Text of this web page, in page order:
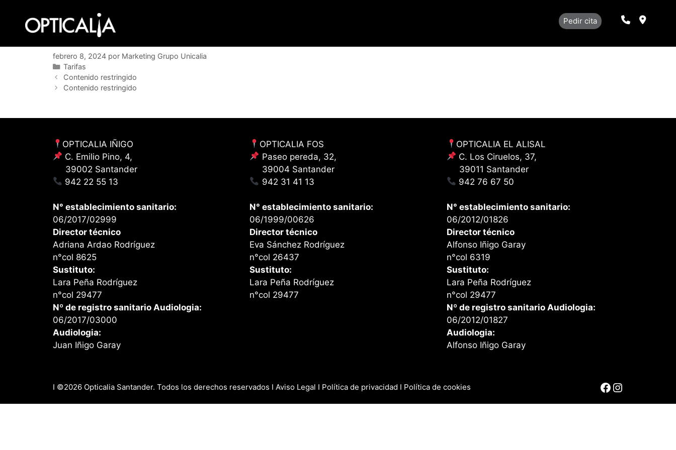
contenido
Pedir cita Llamar
febrero 8, 2024 por Marketing Grupo Unicalia
Categorías
Tarifas
Contenido restringido
Contenido restringido
OPTICALIA IÑIGO
C. Emilio Pino, 4,
39002 Santander
942 22 55 13
N° establecimiento sanitario:
06/2017/02999
Director técnico
Adriana Ardao Rodríguez
n°col 8625
Sustituto:
Lara Peña Rodríguez
n°col 29477
Nº de registro sanitario Audiologia:
06/2017/03000
Audiologia:
Juan Iñigo Garay
OPTICALIA FOS
Paseo pereda, 32,
39004 Santander
942 31 41 13
N° establecimiento sanitario:
06/1999/00626
Director técnico
Eva Sánchez Rodríguez
n°col 26437
Sustituto:
Lara Peña Rodríguez
n°col 29477
OPTICALIA EL ALISAL
C. Los Ciruelos, 37,
39011 Santander
942 76 67 50
N° establecimiento sanitario:
06/2012/01826
Director técnico
Alfonso Iñigo Garay
n°col 6319
Sustituto:
Lara Peña Rodríguez
n°col 29477
Nº de registro sanitario Audiologia:
06/2012/01827
Audiologia:
Alfonso Iñigo Garay
Facebook
Instagram
I ©2026 Opticalia Santander. Todos los derechos reservados I Aviso Legal I Política de privacidad I Política de cookies